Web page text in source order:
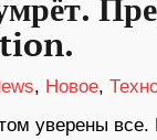
, Новое,
уверены все.